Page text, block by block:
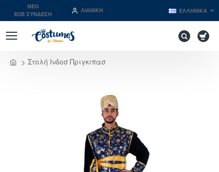
NEO
B2B ΣΥΝΔΕΣΗ
ΛΙΑΝΙΚΉ ΕΛΛΗΝΙΚΆ
Στολή Ινδοσ Πριγκιπασ